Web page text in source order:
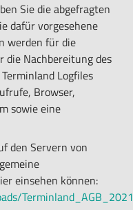
Sie die abgefragten
dafür vorgesehene
werden für die
die Nachbereitung des
Logfiles
Browser,
sowie eine
den Servern von
einsehen können: